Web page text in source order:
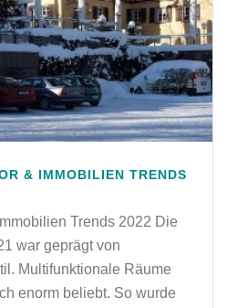
& IMMOBILIEN TRENDS
Trends 2022 Die
war geprägt von
Multifunktionale Räume
enorm beliebt. So wurde